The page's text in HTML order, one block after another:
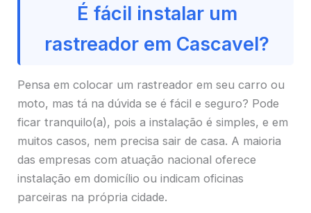
É fácil instalar um
rastreador em Cascavel?
Pensa em colocar um rastreador em seu carro ou
moto, mas tá na dúvida se é fácil e seguro? Pode
ficar tranquilo(a), pois a instalação é simples, e em
muitos casos, nem precisa sair de casa. A maioria
das empresas com atuação nacional oferece
instalação em domicílio ou indicam oficinas
parceiras na própria cidade.